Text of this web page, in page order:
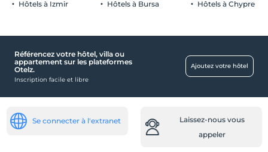
Hôtels à Izmir Hôtels à Bursa Hôtels à Chypre
Référencez votre hôtel, villa ou
appartement sur les plateformes
Otelz.
Inscription facile et libre
Ajoutez votre hôtel
Se connecter à l'extranet
Laissez-nous vous
appeler